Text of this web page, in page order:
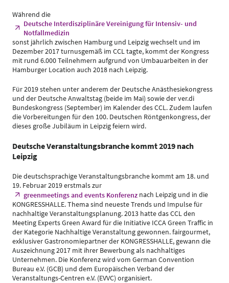
Während die
Deutsche Interdisziplinäre Vereinigung für Intensiv- und
Notfallmedizin
sonst jährlich zwischen Hamburg und Leipzig wechselt und im
Dezember 2017 turnusgemäß im CCL tagte, kommt der Kongress
mit rund 6.000 Teilnehmern aufgrund von Umbauarbeiten in der
Hamburger Location auch 2018 nach Leipzig.
Für 2019 stehen unter anderem der Deutsche Anästhesiekongress
und der Deutsche Anwaltstag (beide im Mai) sowie der ver.di
Bundeskongress (September) im Kalender des CCL. Zudem laufen
die Vorbereitungen für den 100. Deutschen Röntgenkongress, der
dieses große Jubiläum in Leipzig feiern wird.
Deutsche Veranstaltungsbranche kommt 2019 nach
Leipzig
Die deutschsprachige Veranstaltungsbranche kommt am 18. und
19. Februar 2019 erstmals zur
greenmeetings and events Konferenznach Leipzig und in die
KONGRESSHALLE. Thema sind neueste Trends und Impulse für
nachhaltige Veranstaltungsplanung. 2013 hatte das CCL den
Meeting Experts Green Award für die Initiative ICCA Green Traffic in
der Kategorie Nachhaltige Veranstaltung gewonnen. fairgourmet,
exklusiver Gastronomiepartner der KONGRESSHALLE, gewann die
Auszeichnung 2017 mit ihrer Bewerbung als nachhaltiges
Unternehmen. Die Konferenz wird vom German Convention
Bureau e.V. (GCB) und dem Europäischen Verband der
Veranstaltungs-Centren e.V. (EVVC) organisiert.